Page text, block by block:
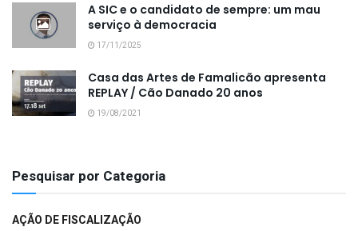
A SIC e o candidato de sempre: um mau
serviço à democracia
17/11/2025
Casa das Artes de Famalicão apresenta
REPLAY / Cão Danado 20 anos
19/08/2021
Pesquisar por Categoria
AÇÃO DE FISCALIZAÇÃO